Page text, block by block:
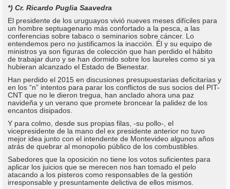
*) Cr. Ricardo Puglia Saavedra
El presidente de los uruguayos vivió nueves meses difíciles para
un hombre septuagenario más confortado a la pesca, a las
conferencias sobre tabaco o seminarios sobre cáncer. Lo
entendemos pero no justificamos la inacción. Él y su equipo de
ministros ya son figuras de colección que han perdido el hábito
de trabajar duro y se han dormido sobre los laureles como si ya
hubieran alcanzado el Estado de Bienestar.
Han perdido el 2015 en discusiones presupuestarias deficitarias y
en los “n” intentos para parar los conflictos de sus socios del PIT-
CNT que no le dieron tregua, han anclado ahora una paz
navideña y un verano que promete broncear la palidez de los
encantos disipados.
Y para colmo, desde sus propias filas, -su pollo-, el
vicepresidente de la mano del ex presidente anterior no tuvo
mejor idea junto con el intendente de Montevideo algunos años
atrás de quebrar al monopolio público de los combustibles.
Sabedores que la oposición no tiene los votos suficientes para
aplicar los juicios que se merecen nos han tomado el pelo
atacando a los pisteros como responsables de la gestión
irresponsable y presuntamente delictiva de ellos mismos.